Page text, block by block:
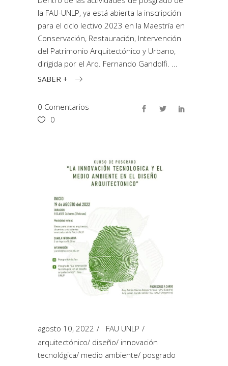
la FAU-UNLP, ya está abierta la inscripción
para el ciclo lectivo 2023 en la Maestría en
Conservación, Restauración, Intervención
del Patrimonio Arquitectónico y Urbano,
dirigida por el Arq. Fernando Gandolfi.
SABER +
0 Comentarios
0
agosto 10, 2022
FAU UNLP
arquitectónico/ diseño/ innovación
tecnológica/ medio ambiente/ posgrado